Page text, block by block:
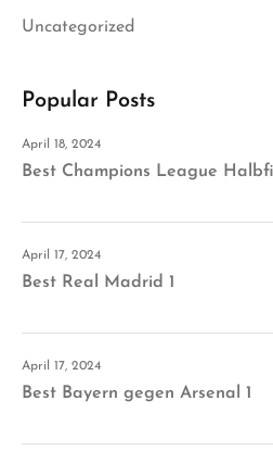
Uncategorized
Popular Posts
April 18, 2024
Best Champions League
April 17, 2024
Best Real Madrid 1
April 17, 2024
Best Bayern gegen Arsenal 1